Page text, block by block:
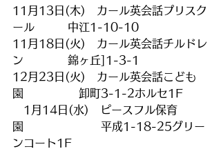
11月13日(木)　カール英会話プリスク
ール　　　中江1-10-10
11月18日(火)　カール英会話チルドレ
ン　　　　錦ヶ丘]1-3-1
12月23日(火)　カール英会話こども
園　　　　　卸町3-1-2ホルセ1F
1月14日(水)　ピースフル保育
園　　　　　　　平成1-18-25グリー
ンコート1F